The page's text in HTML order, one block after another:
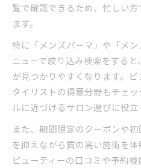
覧で確認できるため、忙しい
ます。
特に「メンズパーマ」や「メ
ニューで絞り込み検索をする
が見つかりやすくなります。
タイリストの得意分野もチェ
ルに近づけるサロン選びに役立
また、期間限定のクーポンや
を抑えながら質の高い施術を
ビューティーの口コミや予約